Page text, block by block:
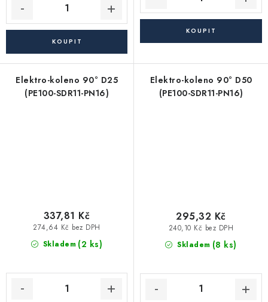
Elektro-koleno 90° D25
(PE100-SDR11-PN16)
Skladem (2 ks)
274,64 Kč bez DPH
337,81 Kč
Elektro-koleno 90° D50
(PE100-SDR11-PN16)
Skladem (8 ks)
240,10 Kč bez DPH
295,32 Kč